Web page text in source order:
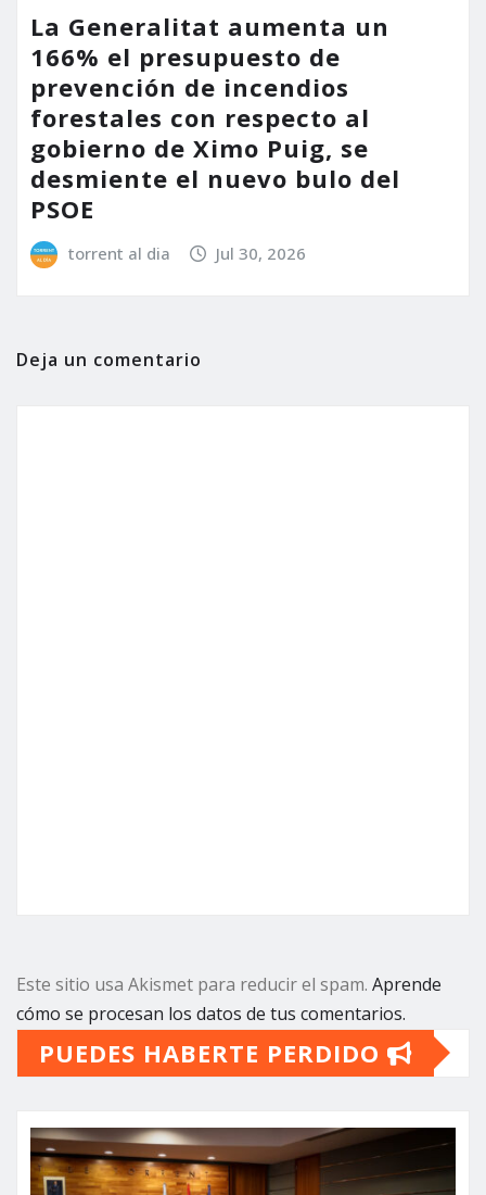
La Generalitat aumenta un
166% el presupuesto de
prevención de incendios
forestales con respecto al
gobierno de Ximo Puig, se
desmiente el nuevo bulo del
PSOE
torrent al dia Jul 30, 2026
Deja un comentario
Este sitio usa Akismet para reducir el spam. Aprende
cómo se procesan los datos de tus comentarios.
PUEDES HABERTE PERDIDO